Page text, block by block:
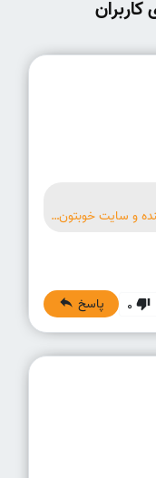
مطلب بسیار کاربردی بود ممنون از نویسنده و سایت خوبتون🌷🌷🌷
0 پاسخ